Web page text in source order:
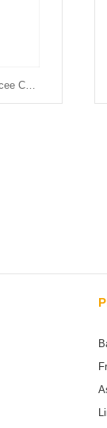
Aspiradora industrial Chancee CG4080